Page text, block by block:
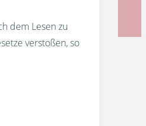
dem Lesen zu
verstoßen, so